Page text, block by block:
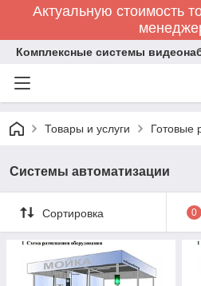
Актуальную стоимость
Комплексные системы
Товары и услуги Готовые
Системы автоматизации
Сортировка 0